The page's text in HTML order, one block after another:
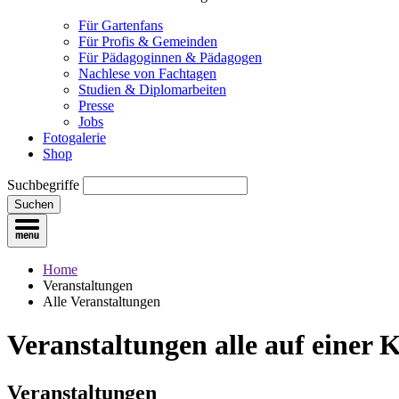
Für Gartenfans
Für Profis & Gemeinden
Für Pädagoginnen & Pädagogen
Nachlese von Fachtagen
Studien & Diplomarbeiten
Presse
Jobs
Fotogalerie
Shop
Suchbegriffe
Suchen
Home
Veranstaltungen
Alle Veranstaltungen
Veranstaltungen alle auf einer
Veranstaltungen